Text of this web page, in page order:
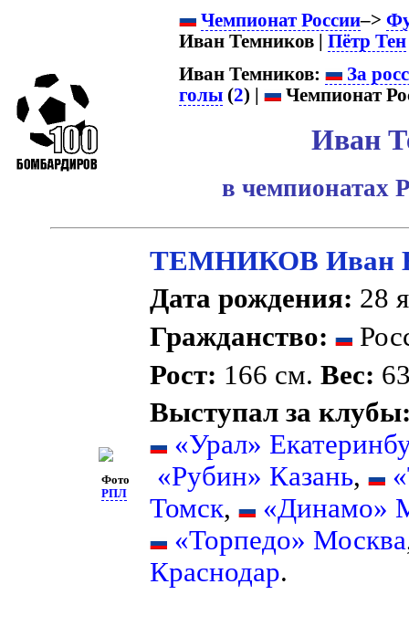
Чемпионат России–>
Иван Темников | Пётр Тен
Иван Темников:
За
голы(2) | Чемпионат
Иван
в чемпионатах
Фото
РПЛ
ТЕМНИКОВ Иван
Дата рождения: 28
Гражданство:
Рост: 166 см.Вес:
Выступал за
«Урал»
«Рубин» Казань,
Томск,
«Динамо»
«Торпедо» Москва
Краснодар.